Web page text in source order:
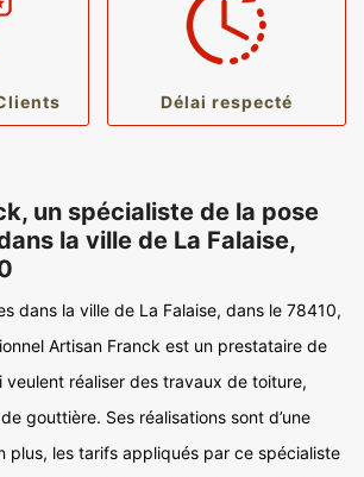
Délai respecté
un spécialiste de la pose
la ville de La Falaise,
dans la ville de La Falaise, dans le 78410,
Artisan Franck est un prestataire de
réaliser des travaux de toiture,
gouttière. Ses réalisations sont d’une
plus, les tarifs appliqués par ce spécialiste